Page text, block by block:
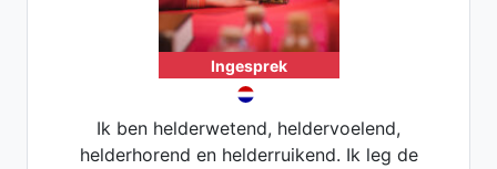
Ingesprek
Ik ben helderwetend, heldervoelend,
helderhorend en helderruikend. Ik leg de